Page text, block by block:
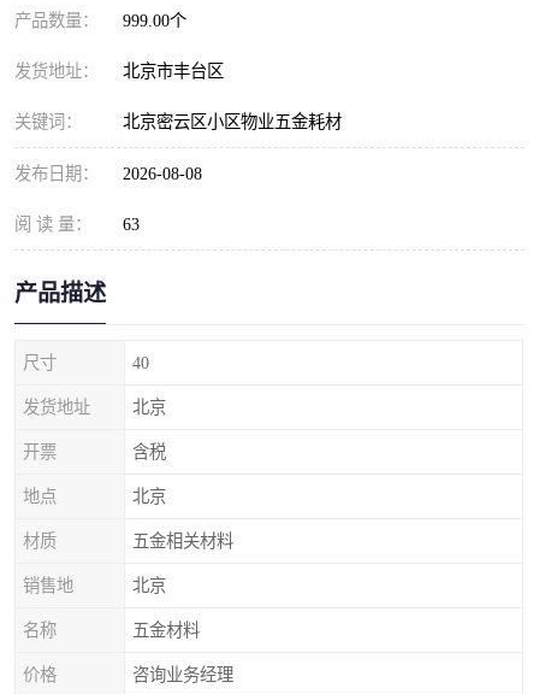
产品数量： 999.00个
发货地址： 北京市丰台区
关键词： 北京密云区小区物业五金耗材
发布日期： 2026-08-08
阅 读 量： 63
产品描述
尺寸 40
发货地址 北京
开票 含税
地点 北京
材质 五金相关材料
销售地 北京
名称 五金材料
价格 咨询业务经理